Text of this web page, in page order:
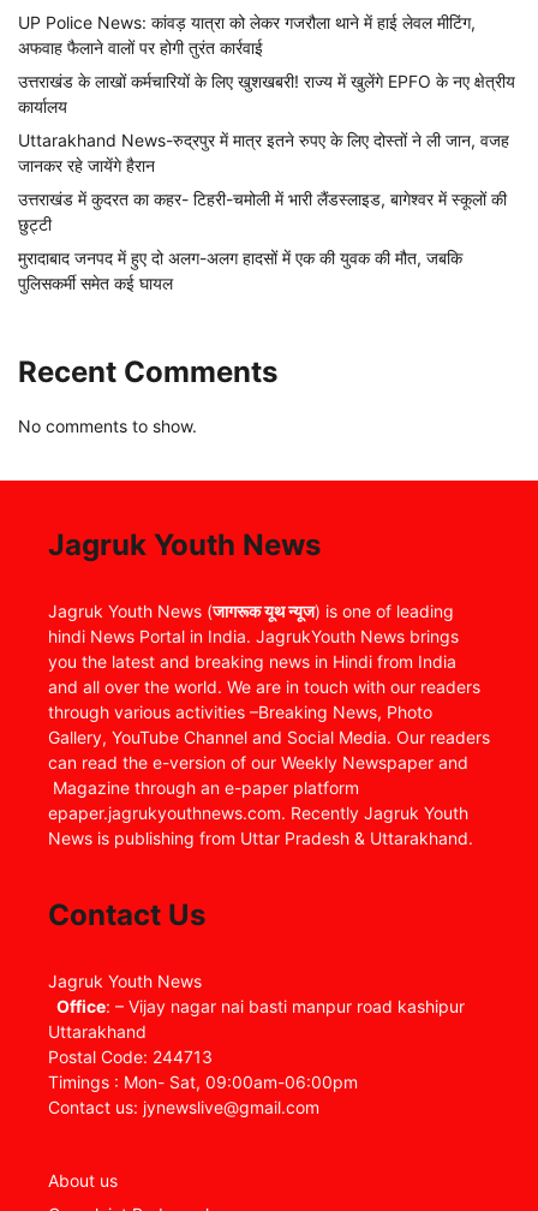
UP Police News: कांवड़ यात्रा को लेकर गजरौला थाने में हाई लेवल मीटिंग,
अफवाह फैलाने वालों पर होगी तुरंत कार्रवाई
उत्तराखंड के लाखों कर्मचारियों के लिए खुशखबरी! राज्य में खुलेंगे EPFO के नए क्षेत्रीय
कार्यालय
Uttarakhand News-रुद्रपुर में मात्र इतने रुपए के लिए दोस्तों ने ली जान, वजह
जानकर रहे जायेंगे हैरान
उत्तराखंड में कुदरत का कहर- टिहरी-चमोली में भारी लैंडस्लाइड, बागेश्वर में स्कूलों की
छुट्टी
मुरादाबाद जनपद में हुए दो अलग-अलग हादसों में एक की युवक की मौत, जबकि
पुलिसकर्मी समेत कई घायल
Recent Comments
No comments to show.
Jagruk Youth News
Jagruk Youth News (जागरूक यूथ न्यूज) is one of leading
hindi News Portal in India. JagrukYouth News brings
you the latest and breaking news in Hindi from India
and all over the world. We are in touch with our readers
through various activities –Breaking News, Photo
Gallery, YouTube Channel and Social Media. Our readers
can read the e-version of our Weekly Newspaper and
Magazine through an e-paper platform
epaper.jagrukyouthnews.com. Recently Jagruk Youth
News is publishing from Uttar Pradesh & Uttarakhand.
Contact Us
Jagruk Youth News
Office: – Vijay nagar nai basti manpur road kashipur
Uttarakhand
Postal Code: 244713
Timings : Mon- Sat, 09:00am-06:00pm
Contact us: jynewslive@gmail.com
About us